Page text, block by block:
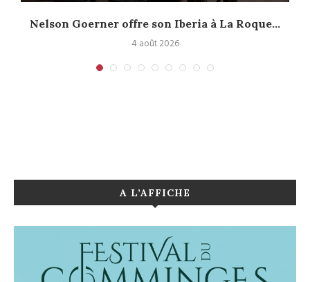
Nelson Goerner offre son Iberia à La Roque...
4 août 2026
A L’AFFICHE